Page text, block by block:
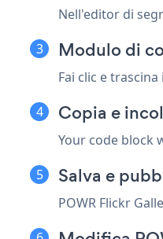
Nell'editor di
Modulo di
Fai clic e
Copia e
Your code block
Salva e
POWR Flickr